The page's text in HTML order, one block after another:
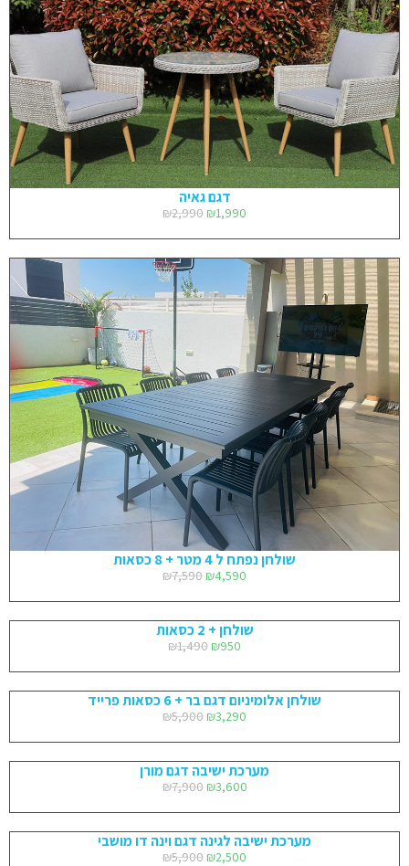
דגם גאיה
₪2,990 ₪1,990
שולחן נפתח ל 4 מטר + 8 כסאות
₪7,590 ₪4,590
שולחן + 2 כסאות
₪1,490 ₪950
שולחן אלומיניום דגם בר + 6 כסאות פרייד
₪5,900 ₪3,290
מערכת ישיבה דגם מורן
₪7,900 ₪3,600
מערכת ישיבה לגינה דגם וינה דו מושבי
₪5,900 ₪2,500